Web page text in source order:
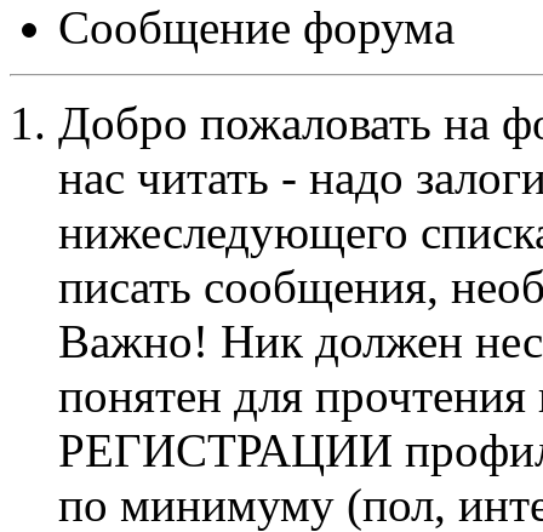
Сообщение форума
Добро пожаловать на
нас читать - надо
нижеследующего
писать сообщения,
Важно! Ник должен
понятен для
РЕГИСТРАЦИИ профиль
по минимуму (пол,